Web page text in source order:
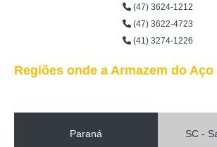
(47) 3624-1212
(47) 3622-4723
(41) 3274-1226
Regiões onde a Armazem do Aço
Paraná SC -